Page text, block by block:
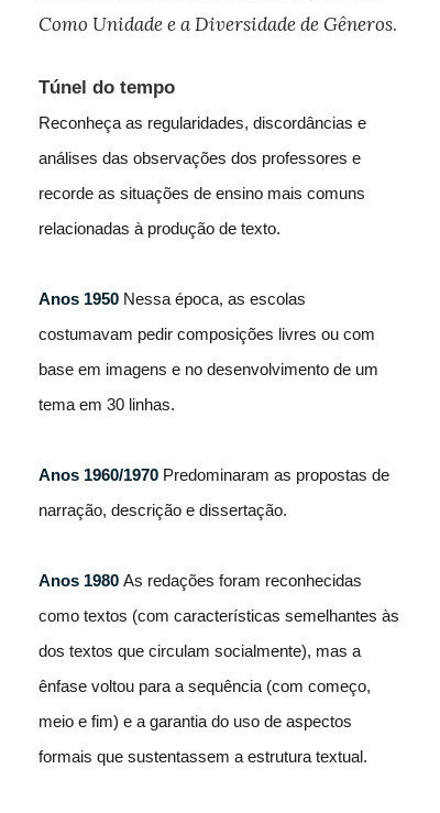
Como Unidade e a Diversidade de Gêneros.
Túnel do tempo
Reconheça as regularidades, discordâncias e
análises das observações dos professores e
recorde as situações de ensino mais comuns
relacionadas à produção de texto.
Anos 1950 Nessa época, as escolas
costumavam pedir composições livres ou com
base em imagens e no desenvolvimento de um
tema em 30 linhas.
Anos 1960/1970 Predominaram as propostas de
narração, descrição e dissertação.
Anos 1980 As redações foram reconhecidas
como textos (com características semelhantes às
dos textos que circulam socialmente), mas a
ênfase voltou para a sequência (com começo,
meio e fim) e a garantia do uso de aspectos
formais que sustentassem a estrutura textual.